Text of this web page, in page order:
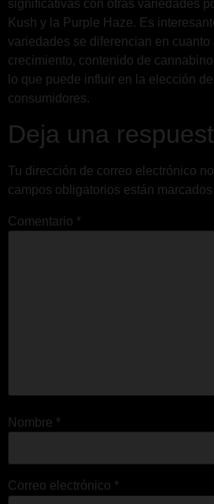
significativas con otras variedades
Kush y la Purple Haze. Es
variedades se diferencian en cuanto
crecimiento, contenido de
lo que puede influir en la elección
consumidores.
Deja una
Tu dirección de correo electrónico
campos obligatorios están
Comentario *
Nombre *
Correo electrónico *